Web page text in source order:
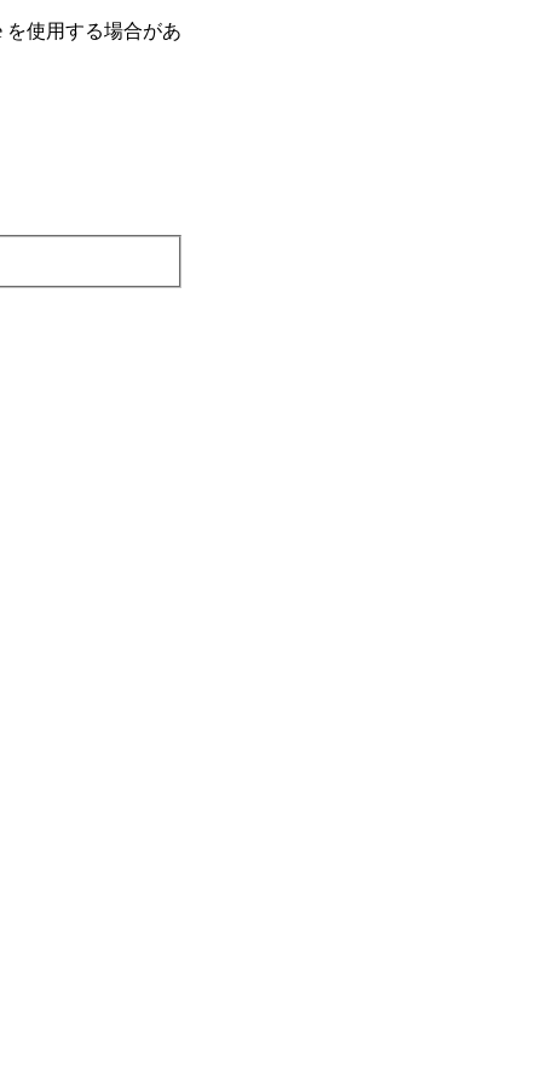
使⽤する場合があ